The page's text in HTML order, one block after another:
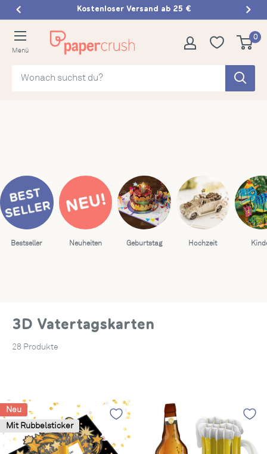
Direkt
Inhalt
Kostenlose Rücksendung
Menü
papercrush 0
Bestseller Neuheiten Geburtstag Hochzeit
3D Vatertagskarten
28 Produkte
Neu
Mit Rubbelsticker